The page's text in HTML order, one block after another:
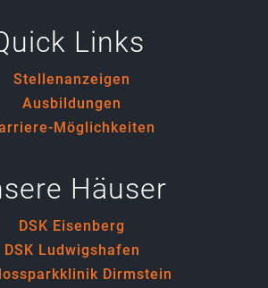
Links
Stellenanzeigen
Ausbildungen
Möglichkeiten
Häuser
DSK Eisenberg
DSK Ludwigshafen
Dirmstein